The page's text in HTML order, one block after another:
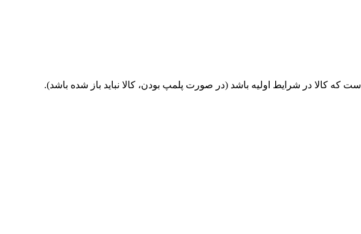
کالا در شرایط اولیه باشد (در صورت پلمپ بودن، کالا نباید باز شده باشد).